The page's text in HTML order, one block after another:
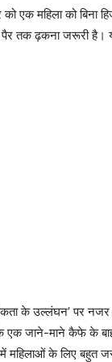
एक महिला को बिना
तक ढ़कना जरूरी है।
के उल्लंघन’ पर नजर
के एक जाने-माने कैफे के
के लिए बहुत